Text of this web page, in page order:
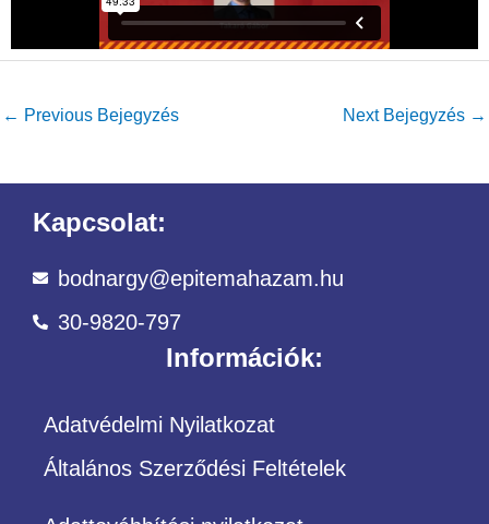
← Previous Bejegyzés Next Bejegyzés →
Kapcsolat:
bodnargy@epitemahazam.hu
30-9820-797
Információk:
Adatvédelmi Nyilatkozat
Általános Szerződési Feltételek